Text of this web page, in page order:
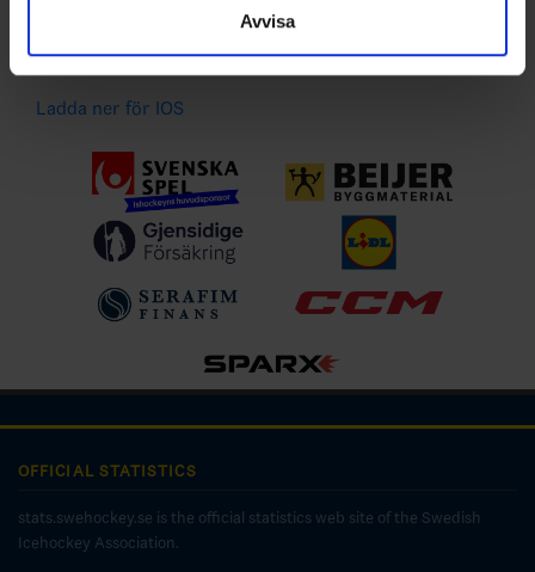
Avvisa
Ladda ner för Android
Ladda ner för IOS
OFFICIAL STATISTICS
stats.swehockey.se is the official statistics web site of the Swedish
Icehockey Association.